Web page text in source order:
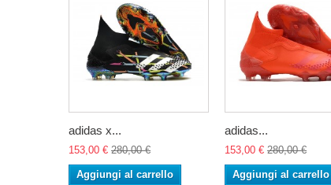
adidas x...
153,00 € 280,00 €
Aggiungi al carrello
adidas...
153,00 € 280,00 €
Aggiungi al carrello